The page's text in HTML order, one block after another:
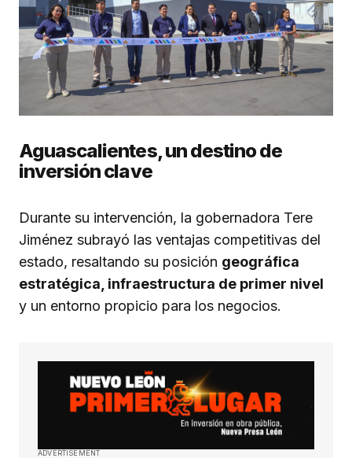
Aguascalientes, un destino de
inversión clave
Durante su intervención, la gobernadora Tere
Jiménez subrayó las ventajas competitivas del
estado, resaltando su posición geográfica
estratégica, infraestructura de primer nivel
y un entorno propicio para los negocios.
ADVERTISEMENT